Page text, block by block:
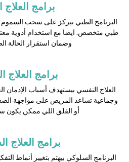
برامج العلاج
البرنامج الطبي بيركز على سحب
طبي متخصص. ايضا مع استخدام أدوية
وضمان استقرار الحالة
برامج العلاج
العلاج النفسي بيستهدف أسباب
وجماعية تساعد المريض على مواجهة
أو القلق اللي ممكن يكون
برامج العلاج
البرنامج السلوكي بيهتم بتغيير أنماط